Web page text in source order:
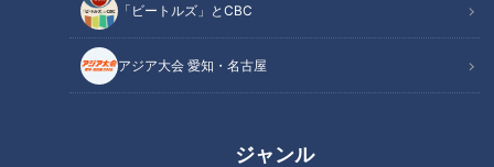
「ビートルズ」とCBC
アジア大会 愛知・名古屋
ジャンル